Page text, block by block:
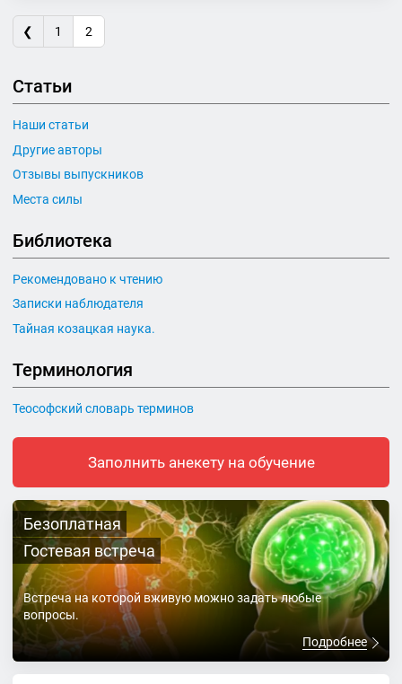
❮ 1 2
Статьи
Наши статьи
Другие авторы
Отзывы выпускников
Места силы
Библиотека
Рекомендовано к чтению
Записки наблюдателя
Тайная козацкая наука.
Терминология
Теософский словарь терминов
Заполнить анекету на обучение
Безоплатная
Гостевая встреча
Встреча на которой вживую можно задать любые
вопросы.
Подробнее